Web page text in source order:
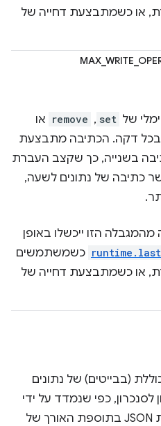
או כשמתבצעת דחייה של
של set
,
remove או
דקה. הכתיבה מתבצעת
כתיבה בשנייה, כך שקצב העברת
כתיבה של נתונים לשעה,
מהמגבלה הזו ייכשלו באופן
כשמשתמשים
או כשמתבצעת דחייה של
(בבייטים) של נתונים
כפי שנמדד על ידי
המרת כל ערך למחרוזת JSON בתוספת האורך של